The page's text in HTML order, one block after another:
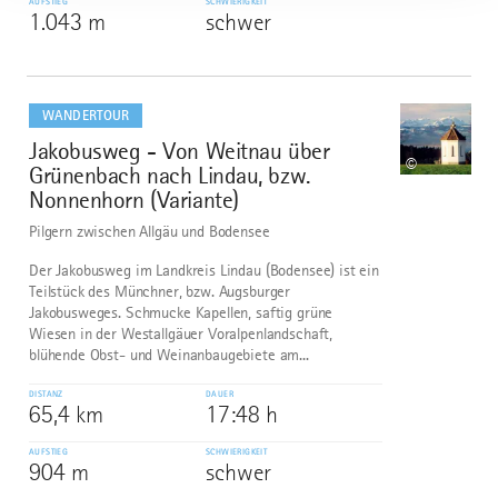
1.043 m schwer
WANDERTOUR
6
Jakobusweg - Von Weitnau über
Grünenbach nach Lindau, bzw.
Nonnenhorn (Variante)
©
Pilgern zwischen Allgäu und Bodensee
Der Jakobusweg im Landkreis Lindau (Bodensee) ist ein
Teilstück des Münchner, bzw. Augsburger
Jakobusweges. Schmucke Kapellen, saftig grüne
Wiesen in der Westallgäuer Voralpenlandschaft,
blühende Obst- und Weinanbaugebiete am...
DISTANZ
65,4 km
DAUER
17:48 h
AUFSTIEG
904 m
SCHWIERIGKEIT
schwer
dazu